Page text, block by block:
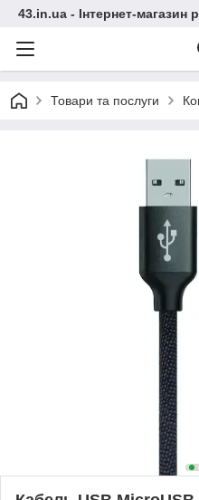
43.in.ua - Інтернет-магазин
Товари та послуги